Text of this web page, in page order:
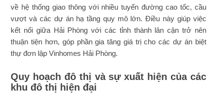
về hệ thống giao thông với nhiều tuyến đường cao tốc, cầu
vượt và các dự án hạ tầng quy mô lớn. Điều này giúp việc
kết nối giữa Hải Phòng với các tỉnh thành lân cận trở nên
thuận tiện hơn, góp phần gia tăng giá trị cho các dự án biệt
thự đơn lập Vinhomes Hải Phòng.
Quy hoạch đô thị và sự xuất hiện của các
khu đô thị hiện đại